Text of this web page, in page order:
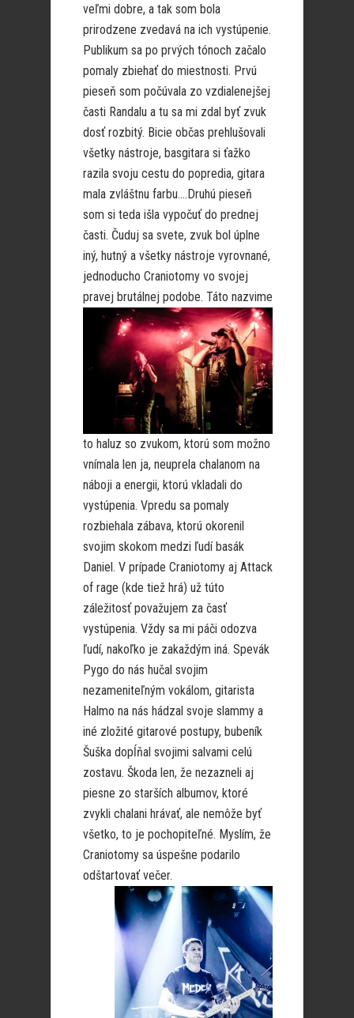
veľmi dobre, a tak som bola
prirodzene zvedavá na ich vystúpenie.
Publikum sa po prvých tónoch začalo
pomaly zbiehať do miestnosti. Prvú
pieseň som počúvala zo vzdialenejšej
časti Randalu a tu sa mi zdal byť zvuk
dosť rozbitý. Bicie občas prehlušovali
všetky nástroje, basgitara si ťažko
razila svoju cestu do popredia, gitara
mala zvláštnu farbu….Druhú pieseň
som si teda išla vypočuť do prednej
časti. Čuduj sa svete, zvuk bol úplne
iný, hutný a všetky nástroje vyrovnané,
jednoducho Craniotomy vo svojej
pravej brutálnej podobe. Táto nazvime
to haluz so zvukom, ktorú som možno
vnímala len ja, neuprela chalanom na
náboji a energii, ktorú vkladali do
vystúpenia. Vpredu sa pomaly
rozbiehala zábava, ktorú okorenil
svojim skokom medzi ľudí basák
Daniel. V prípade Craniotomy aj Attack
of rage (kde tiež hrá) už túto
záležitosť považujem za časť
vystúpenia. Vždy sa mi páči odozva
ľudí, nakoľko je zakaždým iná. Spevák
Pygo do nás hučal svojim
nezameniteľným vokálom, gitarista
Halmo na nás hádzal svoje slammy a
iné zložité gitarové postupy, bubeník
Šuška dopĺňal svojimi salvami celú
zostavu. Škoda len, že nezazneli aj
piesne zo starších albumov, ktoré
zvykli chalani hrávať, ale nemôže byť
všetko, to je pochopiteľné. Myslím, že
Craniotomy sa úspešne podarilo
odštartovať večer.